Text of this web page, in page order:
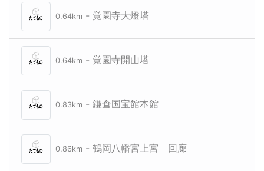
0.64km - 覚園寺大燈塔
0.64km - 覚園寺開山塔
0.83km - 鎌倉国宝館本館
0.86km - 鶴岡八幡宮上宮 回廊